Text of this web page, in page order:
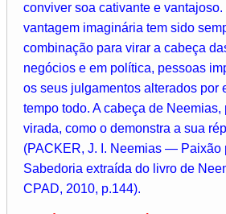
conviver soa cativante e
vantagem imaginária tem sido
combinação para virar a cabeça
negócios e em política, pessoas
os seus julgamentos alterados por
tempo todo. A cabeça de Neemias,
virada, como o demonstra a sua
(PACKER, J. I. Neemias — Paixão
Sabedoria extraída do livro de
CPAD, 2010, p.144).